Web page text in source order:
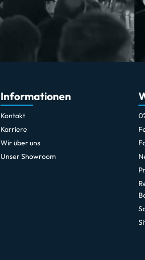
Informationen
Kontakt
Karriere
Wir über uns
Unser Showroom